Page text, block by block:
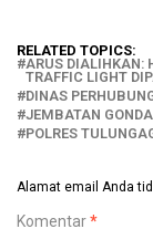
RELATED TOPICS:
ARUS DIALIHKAN:
TRAFFIC LIGHT
DINAS
JEMBATAN
POLRES
Alamat email Anda
Komentar*